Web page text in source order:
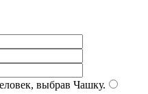
выбрав Чашку.